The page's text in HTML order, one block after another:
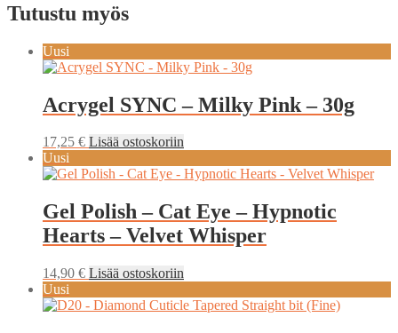
Tutustu myös
Uusi
Acrygel SYNC – Milky Pink – 30g
17,25 € Lisää ostoskoriin
Uusi
Gel Polish – Cat Eye – Hypnotic
Hearts – Velvet Whisper
14,90 € Lisää ostoskoriin
Uusi